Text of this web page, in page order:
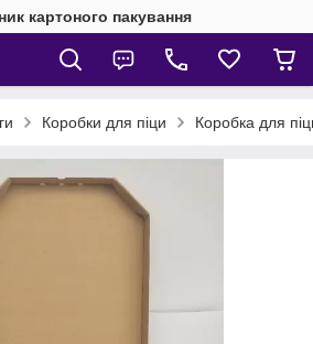
картоного пакування
Коробки для піци Коробка для